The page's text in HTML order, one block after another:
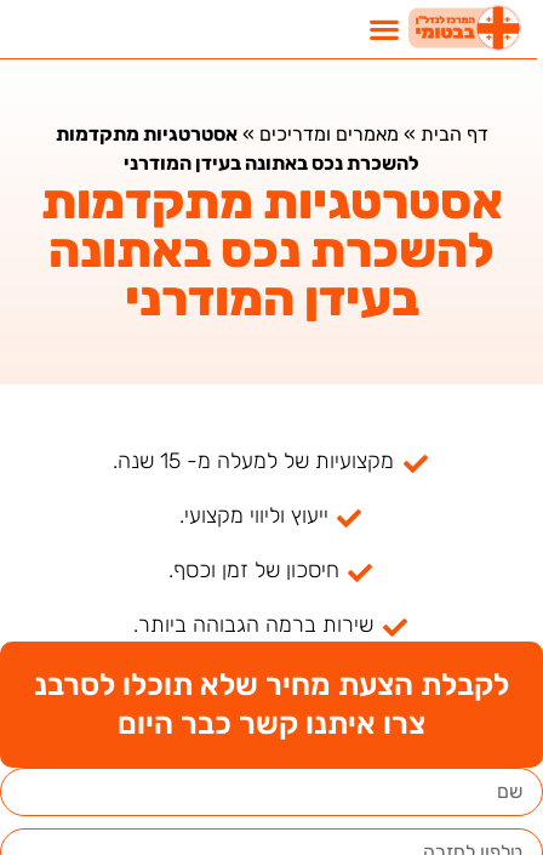
דף הבית»מאמרים ומדריכים»אסטרטגיות מתקדמות
להשכרת נכס באתונה בעידן המודרני
אסטרטגיות מתקדמות
להשכרת נכס באתונה
בעידן המודרני
מקצועיות של למעלה מ- 15 שנה.
ייעוץ וליווי מקצועי.
חיסכון של זמן וכסף.
שירות ברמה הגבוהה ביותר.
לקבלת הצעת מחיר שלא תוכלו לסרבנ
צרו איתנו קשר כבר היום